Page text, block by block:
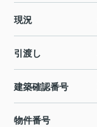
現況
引渡し
建築確認番号
物件番号